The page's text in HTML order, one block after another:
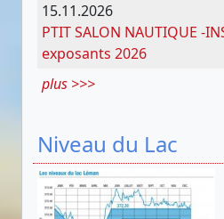
15.11.2026
PTIT SALON NAUTIQUE -
exposants 2026
plus >>>
Niveau du Lac